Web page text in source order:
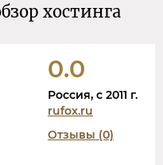
хостинга
0.0
Россия, c 2011 г.
rufox.ru
Отзывы (0)